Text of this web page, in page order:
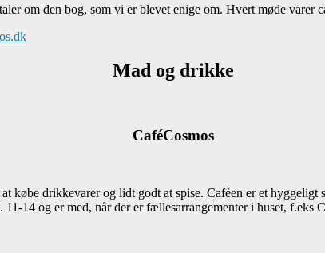
om den bog, som vi er blevet enige om. Hvert møde varer
Mad og drikke
CaféCosmos
drikkevarer og lidt godt at spise. Caféen er et hyggeligt
14 og er med, når der er fællesarrangementer i huset, f.eks